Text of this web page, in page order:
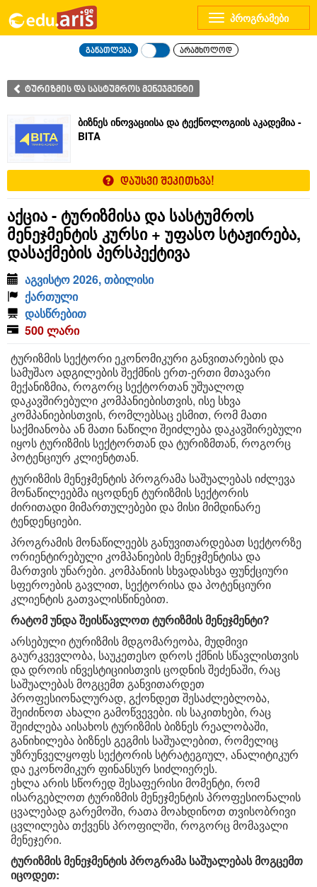
Toggle
navigation
განათლება არამხოლოდ
ტურიზმის და სასტუმროს მენეჯმენტი
ბიზნეს ინოვაციისა და ტექნოლოგიის აკადემია -
BITA
დაუსვი შეკითხვა!
აქცია - ტურიზმისა და სასტუმროს
მენეჯმენტის კურსი + უფასო სტაჟირება,
დასაქმების პერსპექტივა
აგვისტო 2026, თბილისი
ქართული
დასწრებით
500 ლარი
ტურიზმის სექტორი ეკონომიკური განვითარების და
სამუშაო ადგილების შექმნის ერთ-ერთი მთავარი
მექანიზმია, როგორც სექტორთან უშუალოდ
დაკავშირებული კომპანიებისთვის, ისე სხვა
კომპანიებისთვის, რომლებსაც ესმით, რომ მათი
საქმიანობა ან მათი ნაწილი შეიძლება დაკავშირებული
იყოს ტურიზმის სექტორთან და ტურიზმთან, როგორც
პოტენციურ კლიენტთან.
ტურიზმის მენეჯმენტის პროგრამა საშუალებას იძლევა
მონაწილეებმა იცოდნენ ტურიზმის სექტორის
ძირითადი მიმართულებები და მისი მიმდინარე
ტენდენციები.
პროგრამის მონაწილეებს განუვითარდებათ სექტორზე
ორიენტირებული კომპანიების მენეჯმენტისა და
მართვის უნარები. კომპანიის სხვადასხვა ფუნქციური
სფეროების გავლით, სექტორისა და პოტენციური
კლიენტის გათვალისწინებით.
რატომ უნდა შეისწავლოთ ტურიზმის მენეჯმენტი?
არსებული ტურიზმის მდგომარეობა, მუდმივი
გაურკვევლობა, საუკეთესო დროს ქმნის სწავლისთვის
და დროის ინვესტიციისთვის ცოდნის შეძენაში, რაც
საშუალებას მოგცემთ განვითარდეთ
პროფესიონალურად, გქონდეთ შესაძლებლობა,
შეიძინოთ ახალი გამოწვევები. ის საკითხები, რაც
შეიძლება აისახოს ტურიზმის ბიზნეს რეალობაში,
განიხილება ბიზნეს გეგმის საშუალებით, რომელიც
უზრუნველყოფს სექტორის სტრატეგიულ, ანალიტიკურ
და ეკონომიკურ ფინანსურ სიძლიერეს.
ეხლა არის სწორედ შესაფერისი მომენტი, რომ
ისარგებლოთ ტურიზმის მენეჯმენტის პროფესიონალის
ცვალებად გარემოში, რათა მოახდინოთ თვისობრივი
ცვლილება თქვენს პროფილში, როგორც მომავალი
მენეჯერი.
ტურიზმის მენეჯმენტის პროგრამა საშუალებას მოგცემთ
იცოდეთ: